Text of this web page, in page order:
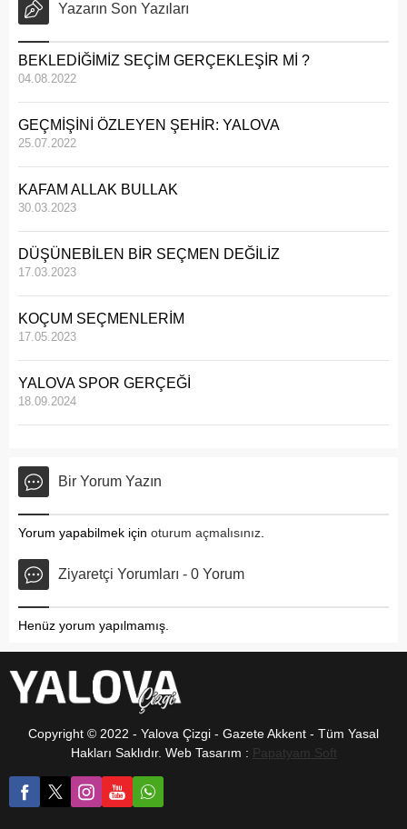
Yazarın Son Yazıları
BEKLEDİĞİMİZ SEÇİM GERÇEKLEŞİR Mİ ?
04.08.2022
GEÇMİŞİNİ ÖZLEYEN ŞEHİR: YALOVA
25.07.2022
KAFAM ALLAK BULLAK
30.03.2023
DÜŞÜNEBİLEN BİR SEÇMEN DEĞİLİZ
17.03.2023
KOÇUM SEÇMENLERİM
17.05.2023
YALOVA SPOR GERÇEĞİ
18.09.2024
Bir Yorum Yazın
Yorum yapabilmek için oturum açmalısınız
Ziyaretçi Yorumları - 0 Yorum
Henüz yorum yapılmamış.
Copyright © 2022 - Yalova Çizgi - Gazete Akkent - Tüm Yasal
Hakları Saklıdır. Web Tasarım : Papatyam Soft